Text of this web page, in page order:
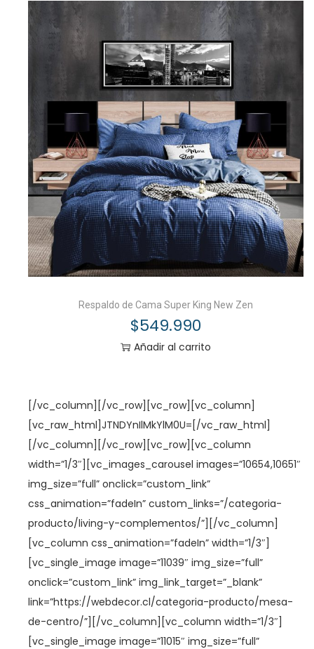
Respaldo de Cama Super King New Zen
$549.990
Añadir al carrito
[/vc_column][/vc_row][vc_row][vc_column]
[vc_raw_html]JTNDYnIlMkYlM0U=[/vc_raw_html]
[/vc_column][/vc_row][vc_row][vc_column
width=”1/3″][vc_images_carousel images=”10654,10651″
img_size=”full” onclick=”custom_link”
css_animation=”fadeIn” custom_links=”/categoria-
producto/living-y-complementos/”][/vc_column]
[vc_column css_animation=”fadeIn” width=”1/3″]
[vc_single_image image=”11039″ img_size=”full”
onclick=”custom_link” img_link_target=”_blank”
link=”https://webdecor.cl/categoria-producto/mesa-
de-centro/”][/vc_column][vc_column width=”1/3″]
[vc_single_image image=”11015″ img_size=”full”